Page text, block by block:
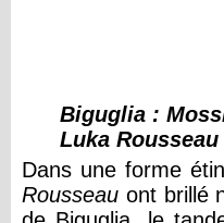
Biguglia :
Luka Rousseau
Dans une forme
Rousseau ont brillé